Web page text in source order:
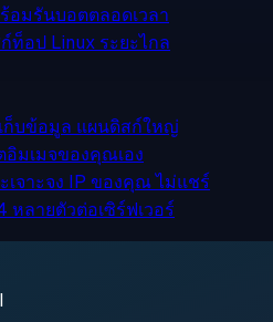
อมรันบอตตลอดเวลา
ก์ท็อป Linux ระยะไกล
ก็บข้อมูล แผนดิสก์ใหญ่
อิมเมจของคุณเอง
จาะจง IP ของคุณ ไม่แชร์
หลายตัวต่อเซิร์ฟเวอร์